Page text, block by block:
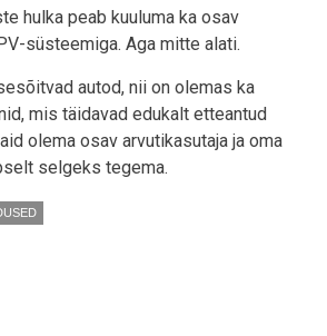
hulka peab kuuluma ka osav
süsteemiga. Aga mitte alati.
autod, nii on olemas ka
mis täidavad edukalt etteantud
olema osav arvutikasutaja ja oma
selgeks tegema.